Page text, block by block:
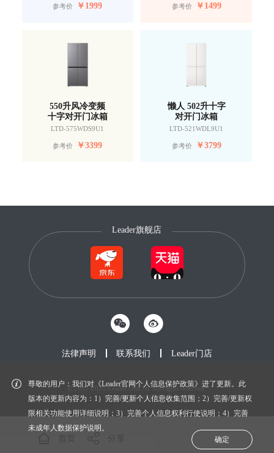
参考价 ￥1999 参考价 ￥1499
550升风冷变频
十字对开门冰箱
LTD-575WDS9U1
参考价 ￥3399
懒人 502升十字
对开门冰箱
LTD-521WDL9U1
参考价 ￥3799
尊敬的用户：我们对《Leader官网个人信息保护政策》进了更新。此
版本的更新内容为：1）完善/更新个人信息收集范围；2）完善/更新权
限相关功能使用详细说明；3）完善个人信息权利行使说明；4）完善
未成年人数据保护说明。
确定
Leader旗舰店
法律声明 联系我们 Leader门店
© 2012-2026 Leader.com.cn. All rights reserved.
鲁ICP备20027604号-1